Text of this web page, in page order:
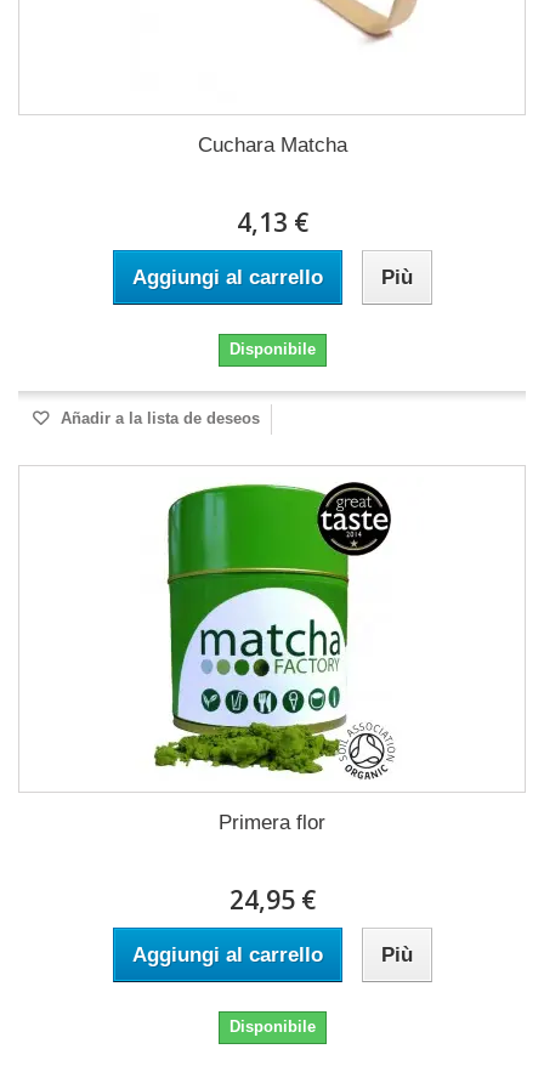
Cuchara Matcha
4,13 €
Aggiungi al carrello Più
Disponibile
Añadir a la lista de deseos
Primera flor
24,95 €
Aggiungi al carrello Più
Disponibile